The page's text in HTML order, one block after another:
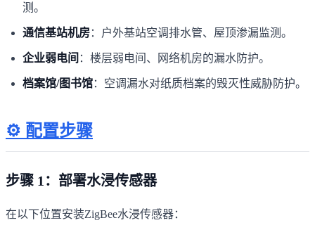
测。
通信基站机房：户外基站空调排水管、屋顶渗漏监测。
企业弱电间 ：楼层弱电间、网络机房的漏水防护。
档案馆/图书馆：空调漏水对纸质档案的毁灭性威胁防护。
⚙️ 配置步骤
步骤 1：部署水浸传感器
在以下位置安装ZigBee水浸传感器：